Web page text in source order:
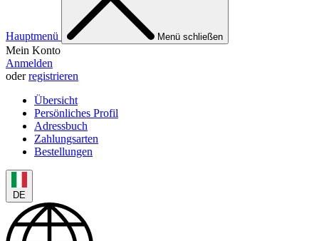
Hauptmenü Menü schließen
Mein Konto
Anmelden
oderregistrieren
Übersicht
Persönliches Profil
Adressbuch
Zahlungsarten
Bestellungen
DE